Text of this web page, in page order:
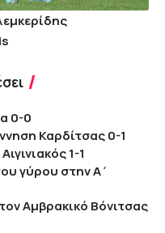
0-0
Καρδίτσας 0-1
1-1
γύρου στην Α΄
Αμβρακικό Βόνιτσας